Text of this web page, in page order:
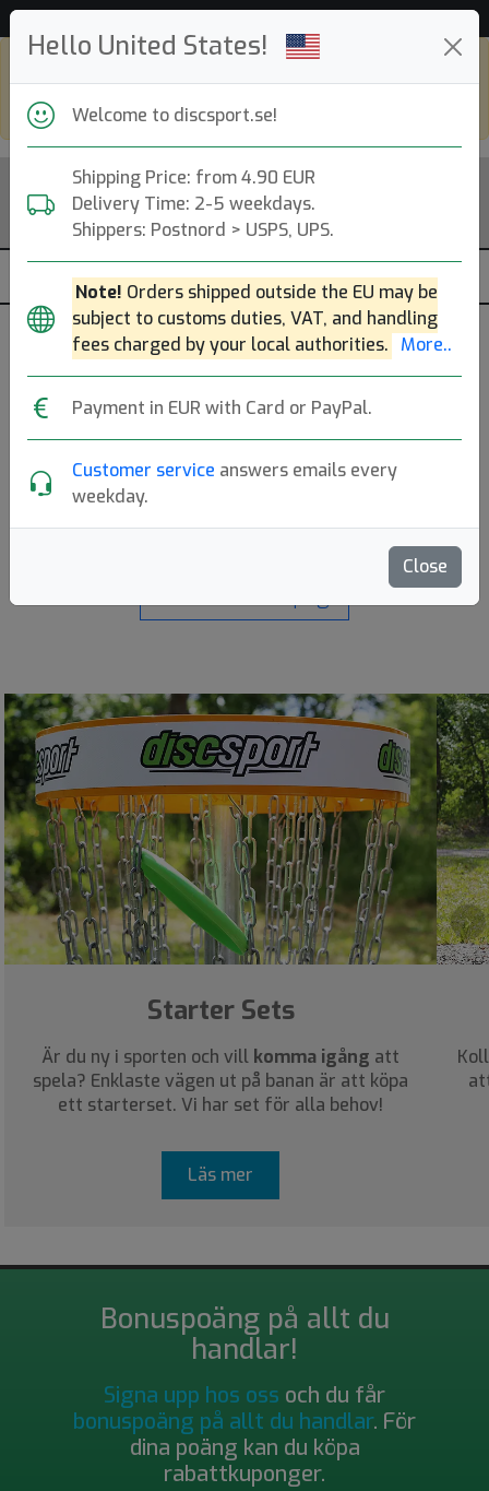
Hello United States!
Welcome to discsport.se!
Shipping Price: from 4.90 EUR
Delivery Time: 2-5 weekdays.
Shippers: Postnord > USPS, UPS.
Note! Orders shipped outside the EU may be
subject to customs duties, VAT, and handling
fees charged by your local authorities. More..
Payment in EUR with Card or PayPal.
Customer service answers emails every
weekday.
Close
go todiscsport.com
Back to article page
›
Starter Sets
Är du ny i sporten och vill komma igång att
spela? Enklaste vägen ut på banan är att köpa
ett starterset. Vi har set för alla behov!
Läs mer
Bonuspoäng på allt du
handlar!
Signa upp hos oss och du får
bonuspoäng på allt du handlar. För
dina poäng kan du köpa
rabattkuponger.